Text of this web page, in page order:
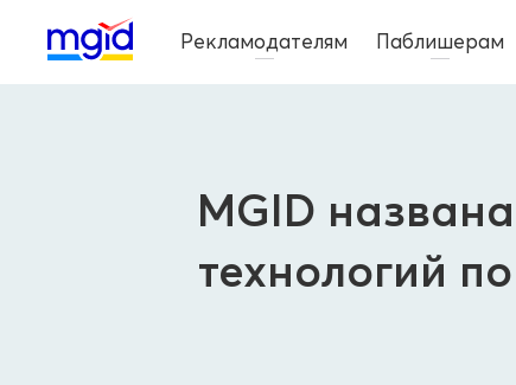
Рекламодателям Паблишерам
MGID
технологий